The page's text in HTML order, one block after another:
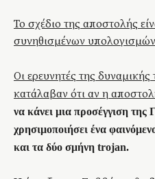
Το σχέδιο της αποστολής
συνηθισμένων
Οι ερευνητές της
κατάλαβαν ότι αν η
να κάνει μια προσέγγιση της
χρησιμοποιήσει ένα
και τα δύο σμήνη trojan.